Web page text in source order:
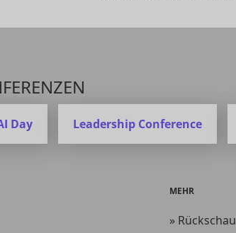
Day Leadership Conference
MEHR
» Rückschau